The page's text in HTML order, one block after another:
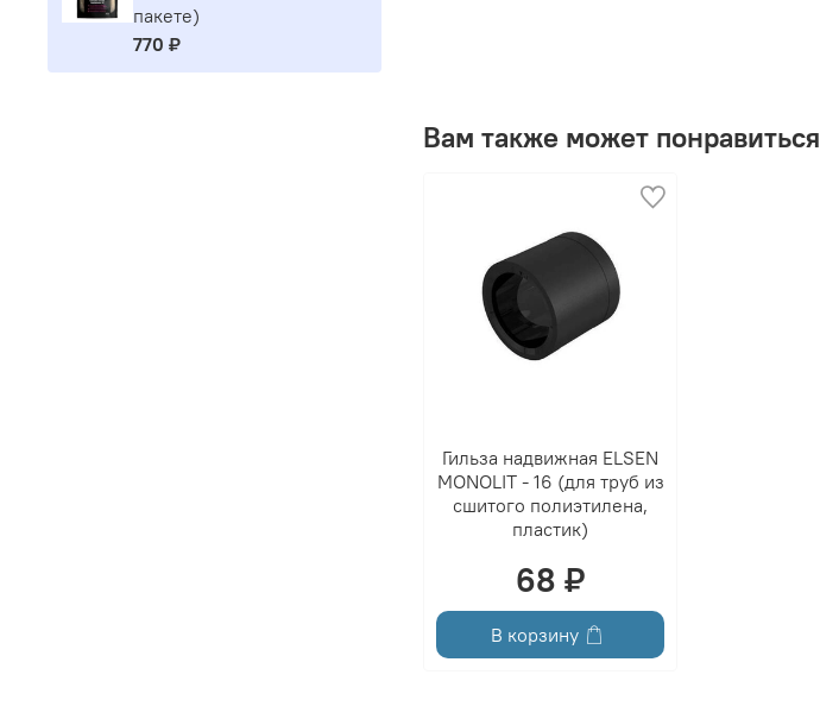
Вам также может понравиться
Гильза надвижная ELSEN
MONOLIT - 16 (для труб из
сшитого полиэтилена,
пластик)
68 ₽
В корзину
пакете)
770 ₽